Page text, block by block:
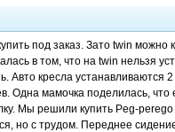
под заказ. Зато twin можно
в том, что на twin нельзя
Авто кресла
Одна мамочка поделилась,
Мы решили купить Peg-
но с трудом. Переднее